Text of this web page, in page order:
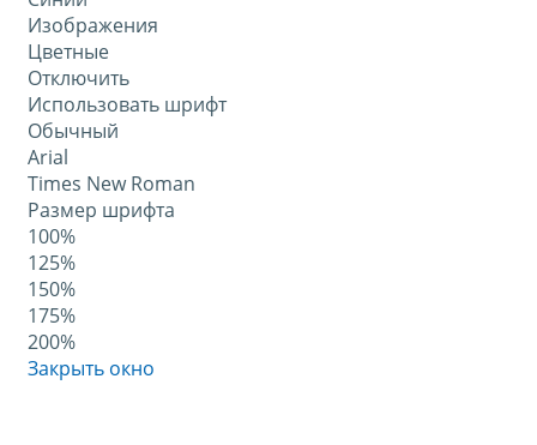
Изображения
Цветные
Отключить
Использовать шрифт
Обычный
Arial
Times New Roman
Размер шрифта
100%
125%
150%
175%
200%
Закрыть окно